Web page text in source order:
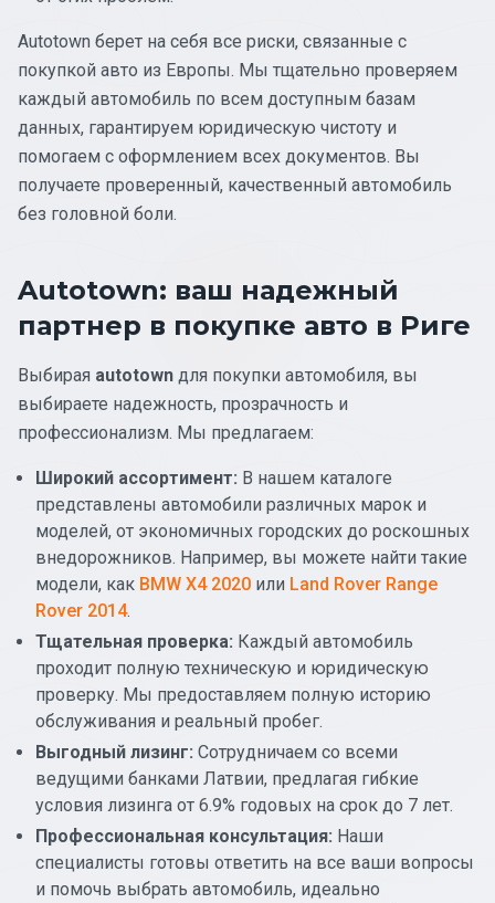
Autotown берет на себя все риски, связанные с
покупкой авто из Европы. Мы тщательно проверяем
каждый автомобиль по всем доступным базам
данных, гарантируем юридическую чистоту и
помогаем с оформлением всех документов. Вы
получаете проверенный, качественный автомобиль
без головной боли.
Autotown: ваш надежный
партнер в покупке авто в Риге
Выбирая autotown для покупки автомобиля, вы
выбираете надежность, прозрачность и
профессионализм. Мы предлагаем:
Широкий ассортимент: В нашем каталоге
представлены автомобили различных марок и
моделей, от экономичных городских до роскошных
внедорожников. Например, вы можете найти такие
модели, как BMW X4 2020 или Land Rover Range
Rover 2014.
Тщательная проверка: Каждый автомобиль
проходит полную техническую и юридическую
проверку. Мы предоставляем полную историю
обслуживания и реальный пробег.
Выгодный лизинг: Сотрудничаем со всеми
ведущими банками Латвии, предлагая гибкие
условия лизинга от 6.9% годовых на срок до 7 лет.
Профессиональная консультация: Наши
специалисты готовы ответить на все ваши вопросы
и помочь выбрать автомобиль, идеально